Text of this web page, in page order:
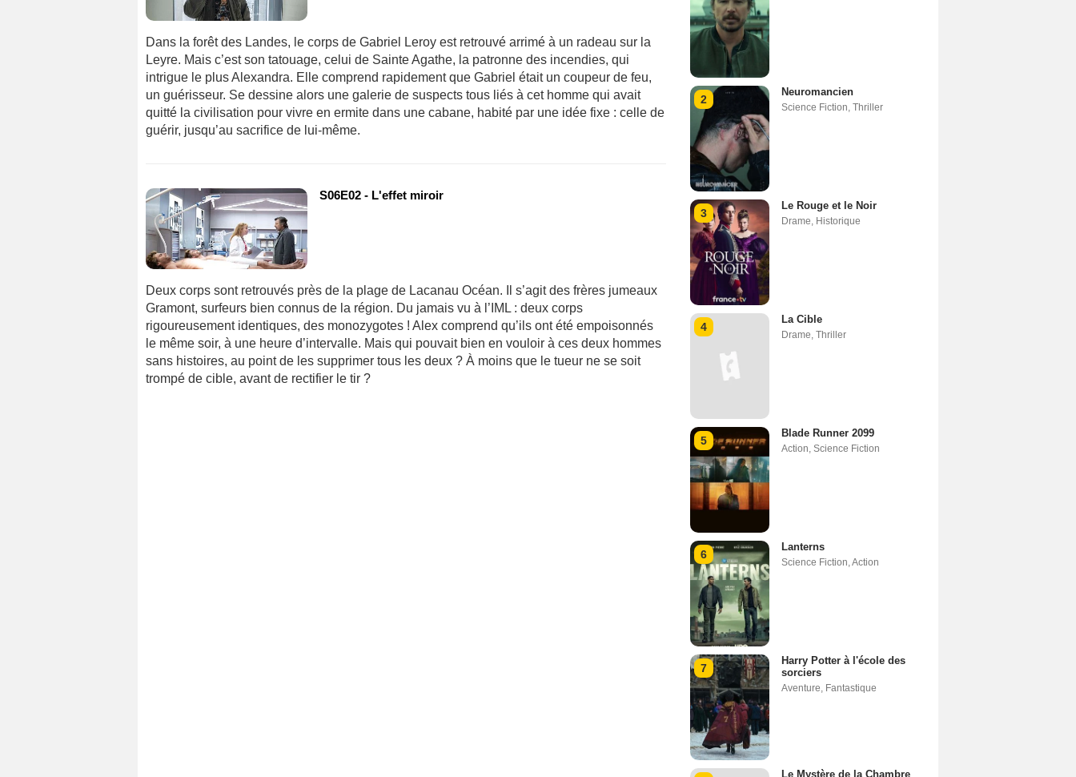
Dans la forêt des Landes, le corps de Gabriel Leroy est retrouvé arrimé à un radeau sur la
Leyre. Mais c’est son tatouage, celui de Sainte Agathe, la patronne des incendies, qui
intrigue le plus Alexandra. Elle comprend rapidement que Gabriel était un coupeur de feu,
un guérisseur. Se dessine alors une galerie de suspects tous liés à cet homme qui avait
quitté la civilisation pour vivre en ermite dans une cabane, habité par une idée fixe : celle de
guérir, jusqu’au sacrifice de lui-même.
S06E02 - L'effet miroir
Deux corps sont retrouvés près de la plage de Lacanau Océan. Il s’agit des frères jumeaux
Gramont, surfeurs bien connus de la région. Du jamais vu à l’IML : deux corps
rigoureusement identiques, des monozygotes ! Alex comprend qu’ils ont été empoisonnés
le même soir, à une heure d’intervalle. Mais qui pouvait bien en vouloir à ces deux hommes
sans histoires, au point de les supprimer tous les deux ? À moins que le tueur ne se soit
trompé de cible, avant de rectifier le tir ?
2
Neuromancien
Science Fiction Thriller
3
Le Rouge et le Noir
Drame Historique
4
La Cible
Drame Thriller
5
Blade Runner 2099
Action Science Fiction
6
Lanterns
Science Fiction Action
7
Harry Potter à l'école des
sorciers
Aventure Fantastique
Le Mystère de la Chambre